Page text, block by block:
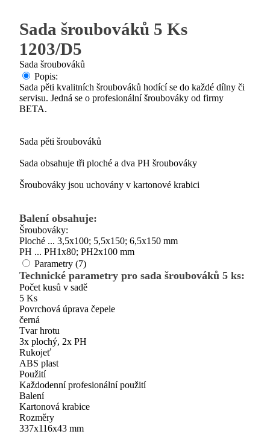
Sada šroubováků 5 Ks
1203/D5
Sada šroubováků
Popis:
Sada pěti kvalitních šroubováků hodící se do každé dílny či
servisu. Jedná se o profesionální šroubováky od firmy
BETA.
Sada pěti šroubováků
Sada obsahuje tři ploché a dva PH šroubováky
Šroubováky jsou uchovány v kartonové krabici
Balení obsahuje:
Šroubováky:
Ploché ... 3,5x100; 5,5x150; 6,5x150 mm
PH ... PH1x80; PH2x100 mm
Parametry (7)
Technické parametry pro sada šroubováků 5 ks:
Počet kusů v sadě
5 Ks
Povrchová úprava čepele
černá
Tvar hrotu
3x plochý, 2x PH
Rukojeť
ABS plast
Použití
Každodenní profesionální použití
Balení
Kartonová krabice
Rozměry
337x116x43 mm